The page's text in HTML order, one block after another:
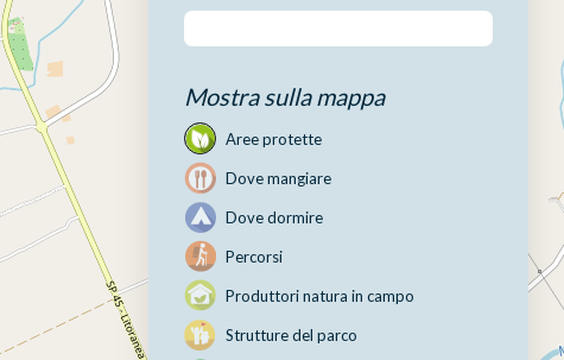
Mostra sulla mappa
Aree protette
Dove mangiare
Dove dormire
Percorsi
Produttori natura in campo
Strutture del parco